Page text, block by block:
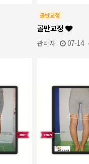
골반교정
골반교정
관리자 07-14